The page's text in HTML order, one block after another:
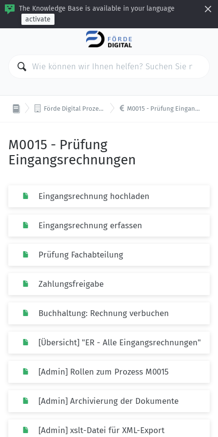
The Knowledge Base is available in your language
activate
 Förde Digital Prozesstemplates  M0015 - Prüfung Eingangsrechnungen
M0015 - Prüfung
Eingangsrechnungen
Eingangsrechnung hochladen
Eingangsrechnung erfassen
Prüfung Fachabteilung
Zahlungsfreigabe
Buchhaltung: Rechnung verbuchen
[Übersicht] "ER - Alle Eingangsrechnungen"
[Admin] Rollen zum Prozess M0015
[Admin] Archivierung der Dokumente
[Admin] xslt-Datei für XML-Export